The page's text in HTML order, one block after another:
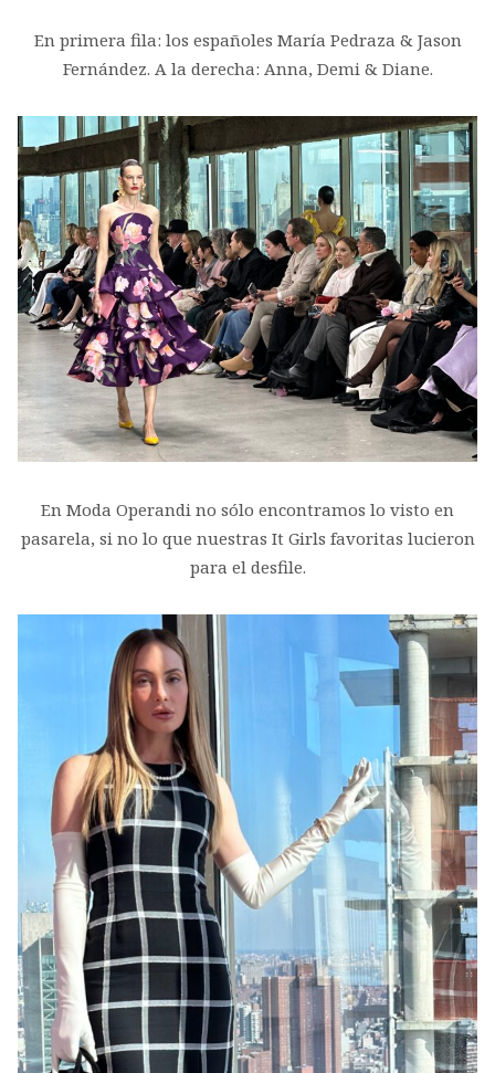
En primera fila: los españoles María Pedraza & Jason
Fernández. A la derecha: Anna, Demi & Diane.
En Moda Operandi no sólo encontramos lo visto en
pasarela, si no lo que nuestras It Girls favoritas lucieron
para el desfile.